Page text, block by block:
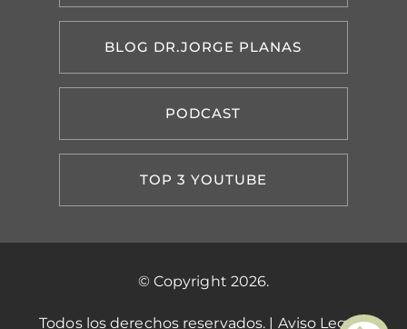
BLOG DR.JORGE PLANAS
PODCAST
TOP 3 YOUTUBE
© Copyright 2026.
Todos los derechos reservados. | Aviso Legal|